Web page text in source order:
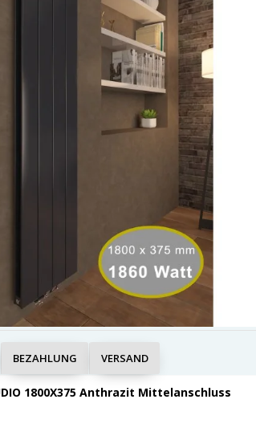
BEZAHLUNG VERSAND
1800X375 Anthrazit Mittelanschluss